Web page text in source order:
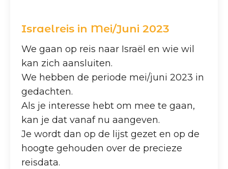
Israelreis in Mei/Juni 2023
We gaan op reis naar Israël en wie wil
kan zich aansluiten.
We hebben de periode mei/juni 2023 in
gedachten.
Als je interesse hebt om mee te gaan,
kan je dat vanaf nu aangeven.
Je wordt dan op de lijst gezet en op de
hoogte gehouden over de precieze
reisdata.